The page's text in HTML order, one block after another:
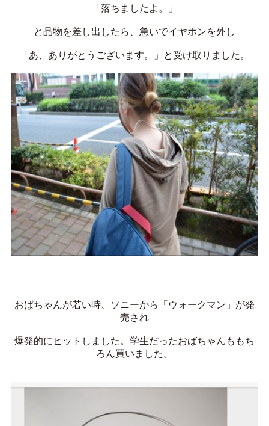
「落ちましたよ。」
と品物を差し出したら、急いでイヤホンを外し
「あ、ありがとうございます。」と受け取りました。
おばちゃんが若い時、ソニーから「ウォークマン」が発
売され
爆発的にヒットしました。学生だったおばちゃんももち
ろん買いました。